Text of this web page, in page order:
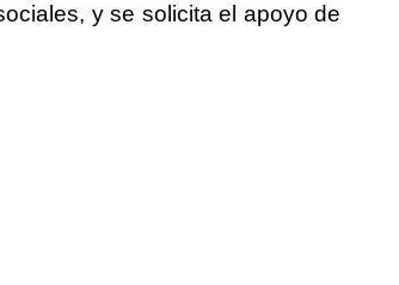
y se solicita el apoyo de